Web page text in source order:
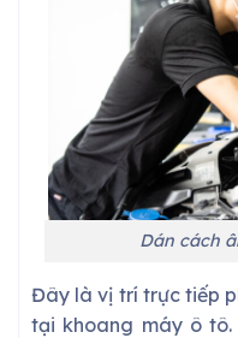
Dán cách
Đây là vị trí trực tiếp
tại khoang máy ô